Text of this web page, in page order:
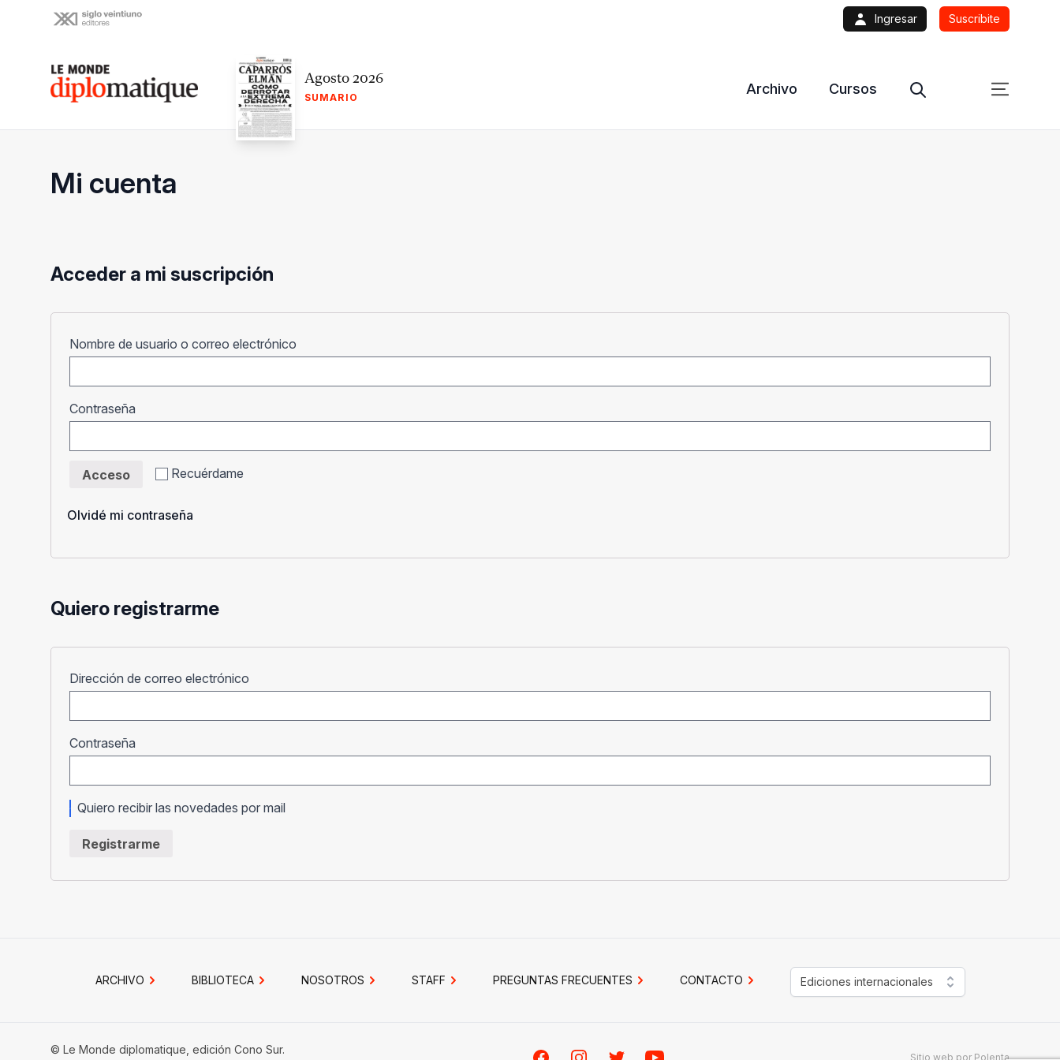
Ingresar Suscribite
Le monde diplomatique Agosto 2026
SUMARIO
Archivo Cursos
Mi cuenta
Acceder a mi suscripción
Nombre de usuario o correo electrónico
Contraseña
Recuérdame
Acceso
Olvidé mi contraseña
Quiero registrarme
Dirección de correo electrónico
Contraseña
Quiero recibir las novedades por mail
Registrarme
ARCHIVO BIBLIOTECA NOSOTROS STAFF PREGUNTAS FRECUENTES CONTACTO Ediciones internacionales
© Le Monde diplomatique, edición Cono Sur.
Sitio web por Polenta